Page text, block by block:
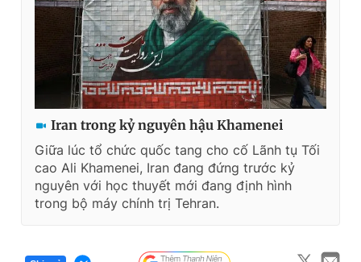
Iran trong kỷ nguyên hậu Khamenei
Giữa lúc tổ chức quốc tang cho cố Lãnh tụ Tối
cao Ali Khamenei, Iran đang đứng trước kỷ
nguyên với học thuyết mới đang định hình
trong bộ máy chính trị Tehran.